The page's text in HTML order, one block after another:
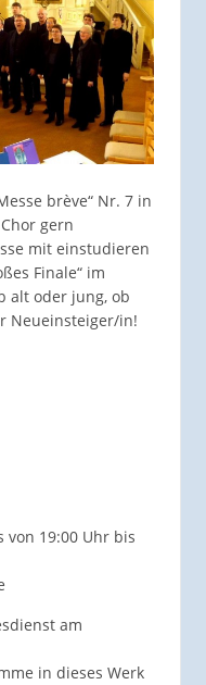
brève“ Nr. 7 in
gern
mit einstudieren
Finale“ im
alt oder jung, ob
Neueinsteiger/in!
von 19:00 Uhr bis
am
in dieses Werk